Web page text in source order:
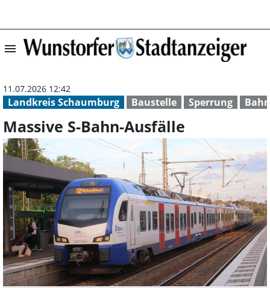
menu Massive S-
Landkreis Schaumburg Baustelle Sperrung Bahn
11.07.2026 12:42
Massive S-Bahn-Ausfälle